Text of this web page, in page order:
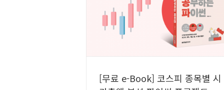
[무료 e-Book] 코스피 종목별 시